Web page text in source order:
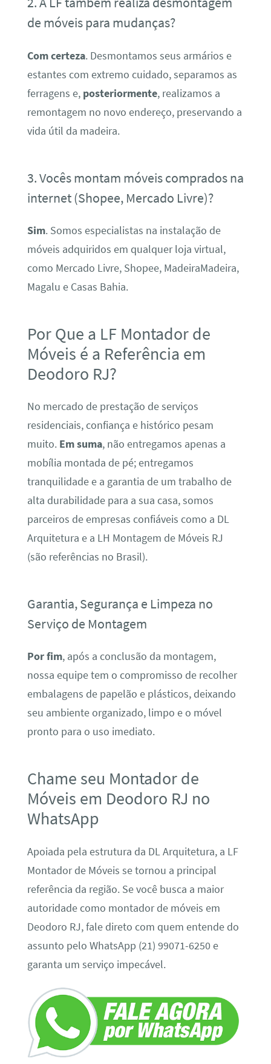
de móveis para mudanças?
Com certeza. Desmontamos seus armários e
estantes com extremo cuidado, separamos as
ferragens e, posteriormente, realizamos a
remontagem no novo endereço, preservando a
vida útil da madeira.
3. Vocês montam móveis comprados na
internet (Shopee, Mercado Livre)?
Sim. Somos especialistas na instalação de
móveis adquiridos em qualquer loja virtual,
como Mercado Livre, Shopee, MadeiraMadeira,
Magalu e Casas Bahia.
Por Que a LF Montador de
Móveis é a Referência em
Deodoro RJ?
No mercado de prestação de serviços
residenciais, confiança e histórico pesam
muito. Em suma, não entregamos apenas a
mobília montada de pé; entregamos
tranquilidade e a garantia de um trabalho de
alta durabilidade para a sua casa, somos
parceiros de empresas confiáveis como a DL
Arquitetura e a LH Montagem de Móveis RJ
(são referências no Brasil).
Garantia, Segurança e Limpeza no
Serviço de Montagem
Por fim, após a conclusão da montagem,
nossa equipe tem o compromisso de recolher
embalagens de papelão e plásticos, deixando
seu ambiente organizado, limpo e o móvel
pronto para o uso imediato.
Chame seu Montador de
Móveis em Deodoro RJ no
WhatsApp
Apoiada pela estrutura da DL Arquitetura, a LF
Montador de Móveis se tornou a principal
referência da região. Se você busca a maior
autoridade como montador de móveis em
Deodoro RJ, fale direto com quem entende do
assunto pelo WhatsApp (21) 99071-6250 e
garanta um serviço impecável.